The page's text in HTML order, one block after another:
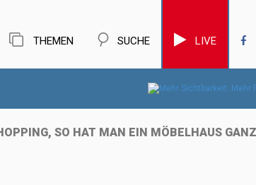
THEMEN SUCHE LIVE
SO HAT MAN EIN MÖBELHAUS